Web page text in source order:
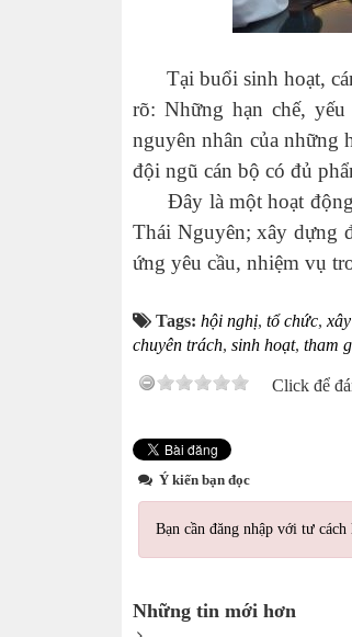
Tại buổi sinh hoạt, cán
rõ:Những hạn chế,
nguyên nhân của những
đội ngũ cán bộ có đủ
Đây là một hoạt động
Thái Nguyên;xây dựng
ứng yêu cầu, nhiệm vụ
Tags: hội nghị, tổ chức,
chuyên trách, sinh hoạt, tham
Click để
Ý kiến bạn đọc
Bạn cần đăng nhập với tư cách
Những tin mới hơn